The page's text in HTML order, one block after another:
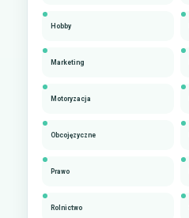
Hobby
Marketing
Motoryzacja
Obcojęzyczne
Prawo
Rolnictwo